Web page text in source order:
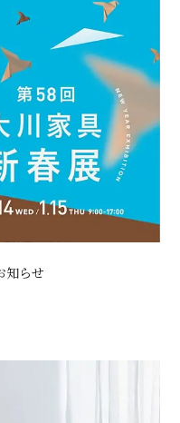
知らせ